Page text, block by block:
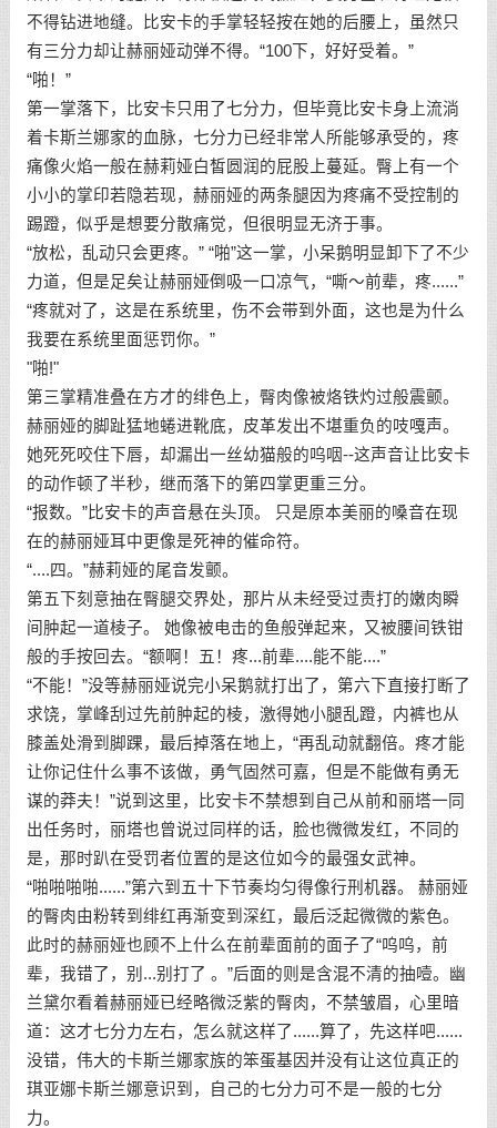
不得钻进地缝。比安卡的手掌轻轻按在她的后腰上，虽然只
有三分力却让赫丽娅动弹不得。“100下，好好受着。”
“啪！”
第一掌落下，比安卡只用了七分力，但毕竟比安卡身上流淌
着卡斯兰娜家的血脉，七分力已经非常人所能够承受的，疼
痛像火焰一般在赫莉娅白皙圆润的屁股上蔓延。臀上有一个
小小的掌印若隐若现，赫丽娅的两条腿因为疼痛不受控制的
踢蹬，似乎是想要分散痛觉，但很明显无济于事。
“放松，乱动只会更疼。” “啪”这一掌，小呆鹅明显卸下了不少
力道，但是足矣让赫丽娅倒吸一口凉气，“嘶～前辈，疼......”
“疼就对了，这是在系统里，伤不会带到外面，这也是为什么
我要在系统里面惩罚你。”
"啪!"
第三掌精准叠在方才的绯色上，臀肉像被烙铁灼过般震颤。
赫丽娅的脚趾猛地蜷进靴底，皮革发出不堪重负的吱嘎声。
她死死咬住下唇，却漏出一丝幼猫般的呜咽--这声音让比安卡
的动作顿了半秒，继而落下的第四掌更重三分。
“报数。”比安卡的声音悬在头顶。 只是原本美丽的嗓音在现
在的赫丽娅耳中更像是死神的催命符。
“....四。”赫莉娅的尾音发颤。
第五下刻意抽在臀腿交界处，那片从未经受过责打的嫩肉瞬
间肿起一道棱子。 她像被电击的鱼般弹起来，又被腰间铁钳
般的手按回去。“额啊！五！疼...前辈....能不能....”
“不能！”没等赫丽娅说完小呆鹅就打出了，第六下直接打断了
求饶，掌峰刮过先前肿起的棱，激得她小腿乱蹬，内裤也从
膝盖处滑到脚踝，最后掉落在地上，“再乱动就翻倍。疼才能
让你记住什么事不该做，勇气固然可嘉，但是不能做有勇无
谋的莽夫！”说到这里，比安卡不禁想到自己从前和丽塔一同
出任务时，丽塔也曾说过同样的话，脸也微微发红，不同的
是，那时趴在受罚者位置的是这位如今的最强女武神。
“啪啪啪啪......”第六到五十下节奏均匀得像行刑机器。 赫丽娅
的臀肉由粉转到绯红再渐变到深红，最后泛起微微的紫色。
此时的赫丽娅也顾不上什么在前辈面前的面子了“呜呜，前
辈，我错了，别...别打了 。”后面的则是含混不清的抽噎。幽
兰黛尔看着赫丽娅已经略微泛紫的臀肉，不禁皱眉，心里暗
道：这才七分力左右，怎么就这样了......算了，先这样吧......
没错，伟大的卡斯兰娜家族的笨蛋基因并没有让这位真正的
琪亚娜卡斯兰娜意识到，自己的七分力可不是一般的七分
力。